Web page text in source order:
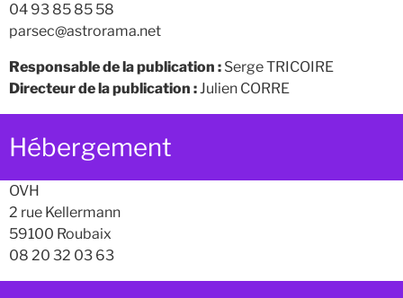
04 93 85 85 58
parsec@astrorama.net
Responsable de la publication : Serge TRICOIRE
Directeur de la publication :Julien CORRE
Hébergement
OVH
2 rue Kellermann
59100 Roubaix
08 20 32 03 63